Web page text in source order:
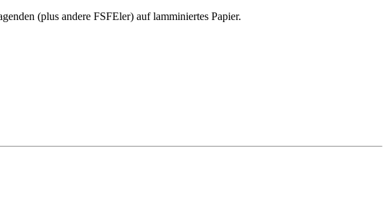
(plus andere FSFEler) auflamminiertes Papier.